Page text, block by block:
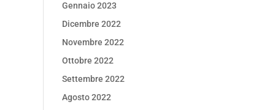
Gennaio 2023
Dicembre 2022
Novembre 2022
Ottobre 2022
Settembre 2022
Agosto 2022